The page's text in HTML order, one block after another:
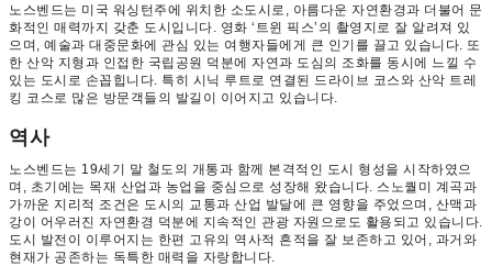
노스벤드는 미국 워싱턴주에 위치한 소도시로, 아름다운 자연환경과 더불어 문
화적인 매력까지 갖춘 도시입니다. 영화 ‘트윈 픽스’의 촬영지로 잘 알려져 있
으며, 예술과 대중문화에 관심 있는 여행자들에게 큰 인기를 끌고 있습니다. 또
한 산악 지형과 인접한 국립공원 덕분에 자연과 도심의 조화를 동시에 느낄 수
있는 도시로 손꼽힙니다. 특히 시닉 루트로 연결된 드라이브 코스와 산악 트레
킹 코스로 많은 방문객들의 발길이 이어지고 있습니다.
역사
노스벤드는 19세기 말 철도의 개통과 함께 본격적인 도시 형성을 시작하였으
며, 초기에는 목재 산업과 농업을 중심으로 성장해 왔습니다. 스노퀄미 계곡과
가까운 지리적 조건은 도시의 교통과 산업 발달에 큰 영향을 주었으며, 산맥과
강이 어우러진 자연환경 덕분에 지속적인 관광 자원으로도 활용되고 있습니다.
도시 발전이 이루어지는 한편 고유의 역사적 흔적을 잘 보존하고 있어, 과거와
현재가 공존하는 독특한 매력을 자랑합니다.